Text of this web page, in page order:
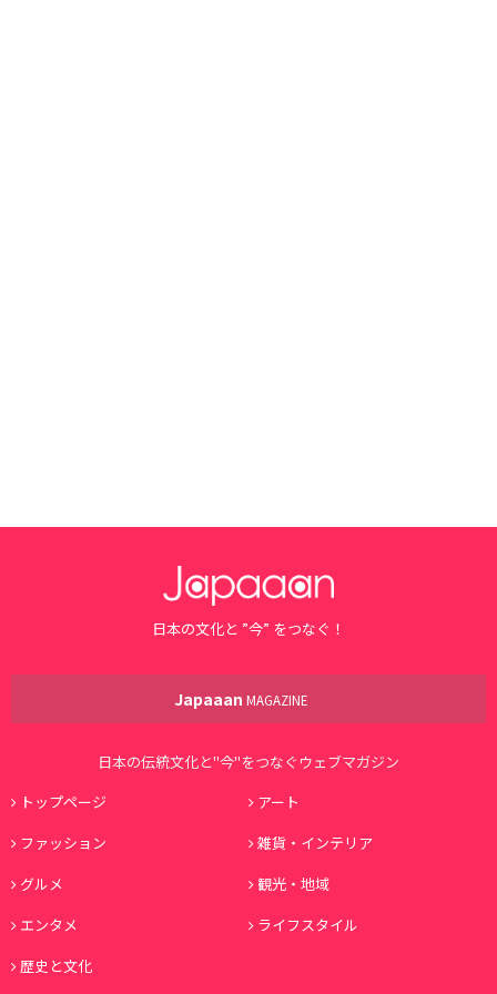
日本の文化と ”今” をつなぐ！
Japaaan MAGAZINE
日本の伝統文化と"今"をつなぐウェブマガジン
トップページ
アート
ファッション
雑貨・インテリア
グルメ
観光・地域
エンタメ
ライフスタイル
歴史と文化